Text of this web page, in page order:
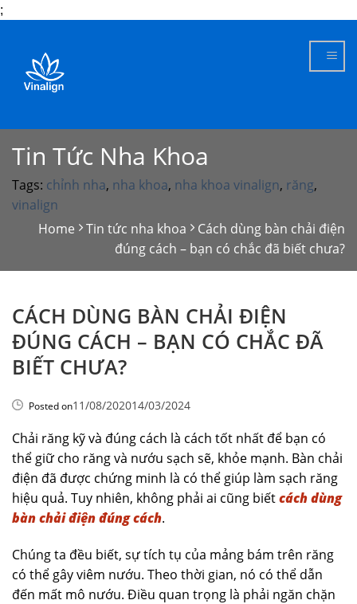
;
content
Tin Tức Nha Khoa
Tags: chỉnh nha, nha khoa, nha khoa vinalign, răng,
vinalign
Home
Tin tức nha khoa
Cách dùng bàn chải điện
đúng cách – bạn có chắc đã biết chưa?
CÁCH DÙNG BÀN CHẢI ĐIỆN
ĐÚNG CÁCH – BẠN CÓ CHẮC ĐÃ
BIẾT CHƯA?
Posted on11/08/202014/03/2024
Chải răng kỹ và đúng cách là cách tốt nhất để bạn có
thể giữ cho răng và nướu sạch sẽ, khỏe mạnh. Bàn chải
điện đã được chứng minh là có thể giúp làm sạch răng
hiệu quả. Tuy nhiên, không phải ai cũng biếtcách dùng
bàn chải điện đúng cách.
Chúng ta đều biết, sự tích tụ của mảng bám trên răng
có thể gây viêm nướu. Theo thời gian, nó có thể dẫn
đến mất mô nướu. Điều quan trọng là phải ngăn chặn